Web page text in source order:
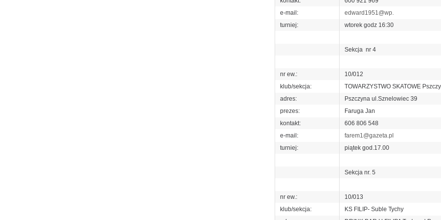
e-mail:
edward1951@wp.
turniej:
wtorek godz 16:30
Sekcja nr 4
nr ew.:
10/012
klub/sekcja:
TOWARZYSTWO SKATOWE
adres:
Pszczyna ul.Sznelowiec 39
prezes:
Faruga Jan
kontakt:
606 806 548
e-mail:
farem1@gazeta.pl
turniej:
piątek god.17.00
Sekcja nr. 5
nr ew.:
10/013
klub/sekcja:
KS FILIP- Suble Tychy